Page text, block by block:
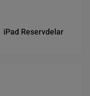
iPad Reservdelar